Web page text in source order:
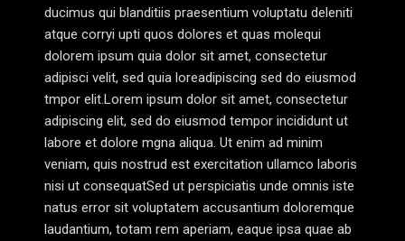
ducimus qui blanditiis praesentium voluptatu deleniti
atque corryi upti quos dolores et quas molequi
dolorem ipsum quia dolor sit amet, consectetur
adipisci velit, sed quia loreadipiscing sed do eiusmod
tmpor elit.Lorem ipsum dolor sit amet, consectetur
adipiscing elit, sed do eiusmod tempor incididunt ut
labore et dolore mgna aliqua. Ut enim ad minim
veniam, quis nostrud est exercitation ullamco laboris
nisi ut consequatSed ut perspiciatis unde omnis iste
natus error sit voluptatem accusantium doloremque
laudantium, totam rem aperiam, eaque ipsa quae ab